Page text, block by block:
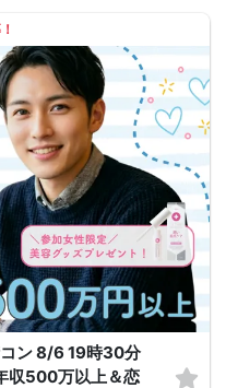
ン 8/6 19時30分
収500万以上＆恋